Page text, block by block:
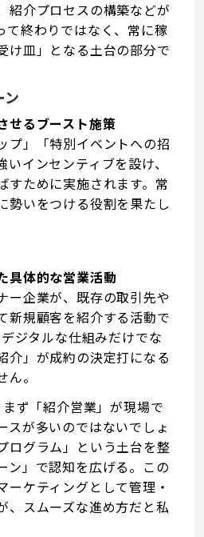
紹介プロセスの構築などが
て終わりではなく、常に稼
け皿」となる土台の部分で
せるブースト施策
プ」「特別イベントへの招
インセンティブを設け、
すために実施されます。常
勢いをつける役割を果たし
具体的な営業活動
ー企業が、既存の取引先や
新規顧客を紹介する活動で
ジタルな仕組みだけでな
介」が成約の決定打になる
。
ず「紹介営業」が現場で
スが多いのではないでしょ
ログラム」という土台を整
ン」で認知を広げる。この
ーケティングとして管理・
、スムーズな進め方だと私